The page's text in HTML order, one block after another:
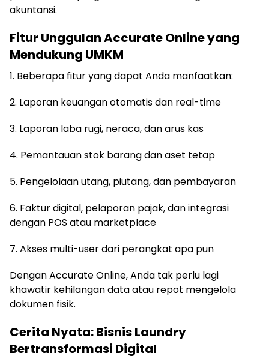
akuntansi.
Fitur Unggulan Accurate Online yang
Mendukung UMKM
1. Beberapa fitur yang dapat Anda manfaatkan:
2. Laporan keuangan otomatis dan real-time
3. Laporan laba rugi, neraca, dan arus kas
4. Pemantauan stok barang dan aset tetap
5. Pengelolaan utang, piutang, dan pembayaran
6. Faktur digital, pelaporan pajak, dan integrasi
dengan POS atau marketplace
7. Akses multi-user dari perangkat apa pun
Dengan Accurate Online, Anda tak perlu lagi
khawatir kehilangan data atau repot mengelola
dokumen fisik.
Cerita Nyata: Bisnis Laundry
Bertransformasi Digital